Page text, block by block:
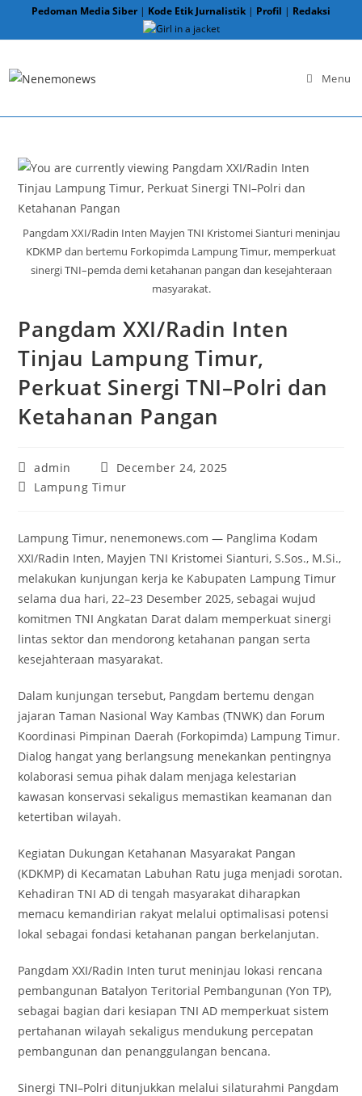
Pedoman Media Siber| Kode Etik Jurnalistik | Profil | Redaksi
Menu
Pangdam XXI/Radin Inten Mayjen TNI Kristomei Sianturi meninjau
KDKMP dan bertemu Forkopimda Lampung Timur, memperkuat
sinergi TNI–pemda demi ketahanan pangan dan kesejahteraan
masyarakat.
Pangdam XXI/Radin Inten
Tinjau Lampung Timur,
Perkuat Sinergi TNI–Polri dan
Ketahanan Pangan
Post
author:
admin
Post
published:
December 24, 2025
PostLampung Timur
Lampung Timur, nenemonews.com — Panglima Kodam
XXI/Radin Inten, Mayjen TNI Kristomei Sianturi, S.Sos., M.Si.,
melakukan kunjungan kerja ke Kabupaten Lampung Timur
selama dua hari, 22–23 Desember 2025, sebagai wujud
komitmen TNI Angkatan Darat dalam memperkuat sinergi
lintas sektor dan mendorong ketahanan pangan serta
kesejahteraan masyarakat.
Dalam kunjungan tersebut, Pangdam bertemu dengan
jajaran Taman Nasional Way Kambas (TNWK) dan Forum
Koordinasi Pimpinan Daerah (Forkopimda) Lampung Timur.
Dialog hangat yang berlangsung menekankan pentingnya
kolaborasi semua pihak dalam menjaga kelestarian
kawasan konservasi sekaligus memastikan keamanan dan
ketertiban wilayah.
Kegiatan Dukungan Ketahanan Masyarakat Pangan
(KDKMP) di Kecamatan Labuhan Ratu juga menjadi sorotan.
Kehadiran TNI AD di tengah masyarakat diharapkan
memacu kemandirian rakyat melalui optimalisasi potensi
lokal sebagai fondasi ketahanan pangan berkelanjutan.
Pangdam XXI/Radin Inten turut meninjau lokasi rencana
pembangunan Batalyon Teritorial Pembangunan (Yon TP),
sebagai bagian dari kesiapan TNI AD memperkuat sistem
pertahanan wilayah sekaligus mendukung percepatan
pembangunan dan penanggulangan bencana.
Sinergi TNI–Polri ditunjukkan melalui silaturahmi Pangdam